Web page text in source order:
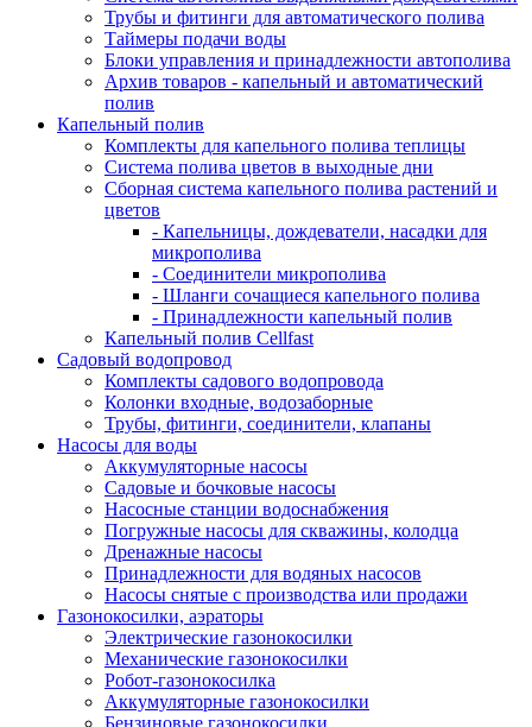
Трубы и фитинги для автоматического полива
Таймеры подачи воды
Блоки управления и принадлежности автополива
Архив товаров - капельный и автоматический
полив
Капельный полив
Комплекты для капельного полива теплицы
Система полива цветов в выходные дни
Сборная система капельного полива растений и
цветов
- Капельницы, дождеватели, насадки для
микрополива
- Соединители микрополива
- Шланги сочащиеся капельного полива
- Принадлежности капельный полив
Капельный полив Cellfast
Садовый водопровод
Комплекты садового водопровода
Колонки входные, водозаборные
Трубы, фитинги, соединители, клапаны
Насосы для воды
Аккумуляторные насосы
Садовые и бочковые насосы
Насосные станции водоснабжения
Погружные насосы для скважины, колодца
Дренажные насосы
Принадлежности для водяных насосов
Насосы снятые с производства или продажи
Газонокосилки, аэраторы
Электрические газонокосилки
Механические газонокосилки
Робот-газонокосилка
Аккумуляторные газонокосилки
Бензиновые газонокосилки